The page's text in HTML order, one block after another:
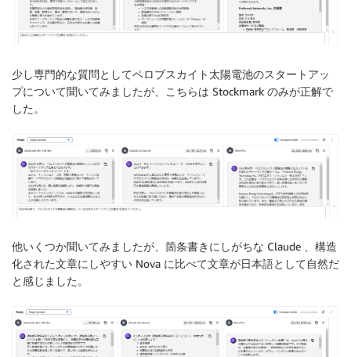
少し専門的な質問としてペロブスカイト太陽電池のスタートアッ
プについて聞いてみましたが、こちらは Stockmark のみが正解で
した。
他いくつか聞いてみましたが、箇条書きにしがちな Claude 、構造
化された文章にしやすい Nova に比べて文章が日本語として自然だ
と感じました。